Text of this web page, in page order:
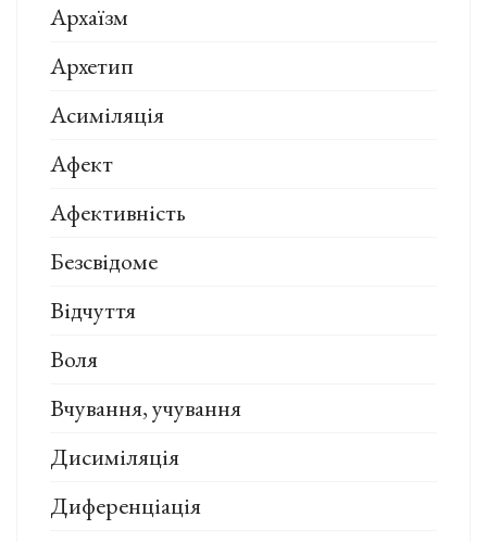
Архаїзм
Архетип
Асиміляція
Афект
Афективність
Безсвідоме
Відчуття
Воля
Вчування, учування
Дисиміляція
Диференціація